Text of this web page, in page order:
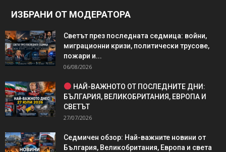
ИЗБРАНИ ОТ МОДЕРАТОРА
Светът през последната седмица: войни,
миграционни кризи, политически трусове,
пожари и...
06/08/2026
НАЙ-ВАЖНОТО ОТ ПОСЛЕДНИТЕ ДНИ:
БЪЛГАРИЯ, ВЕЛИКОБРИТАНИЯ, ЕВРОПА И
СВЕТЪТ
27/07/2026
Седмичен обзор: Най-важните новини от
България, Великобритания, Европа и света